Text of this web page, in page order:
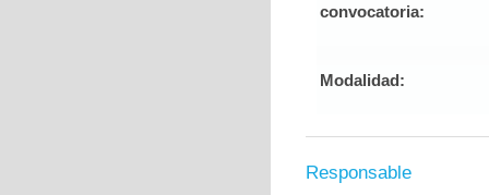
convocatoria:
Modalidad:
Responsable